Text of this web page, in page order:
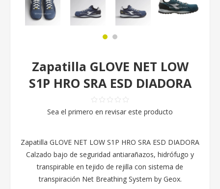
Zapatilla GLOVE NET LOW
S1P HRO SRA ESD DIADORA
Sea el primero en revisar este producto
Zapatilla GLOVE NET LOW S1P HRO SRA ESD DIADORA
Calzado bajo de seguridad antiarañazos, hidrófugo y
transpirable en tejido de rejilla con sistema de
transpiración Net Breathing System by Geox.